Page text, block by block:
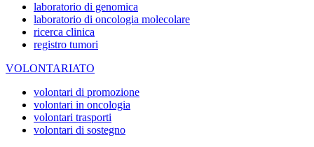
laboratorio di genomica
laboratorio di oncologia molecolare
ricerca clinica
registro tumori
VOLONTARIATO
volontari di promozione
volontari in oncologia
volontari trasporti
volontari di sostegno